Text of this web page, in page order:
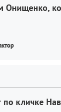
кличке